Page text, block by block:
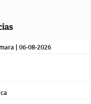
| 06-08-2026